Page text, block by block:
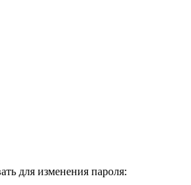
для изменения пароля: